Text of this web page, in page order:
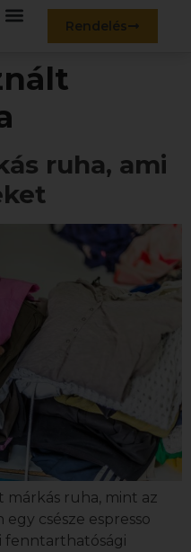
Rendelés
ruha, ami
márkás ruha, mint az
csésze espresso
fenntarthatósági